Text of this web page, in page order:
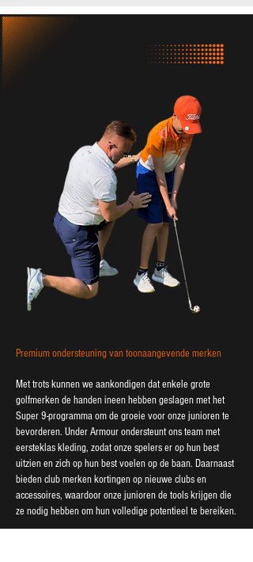
Premium ondersteuning van toonaangevende merken
Met trots kunnen we aankondigen dat enkele grote
golfmerken de handen ineen hebben geslagen met het
Super 9-programma om de groeie voor onze junioren te
bevorderen. Under Armour ondersteunt ons team met
eersteklas kleding, zodat onze spelers er op hun best
uitzien en zich op hun best voelen op de baan. Daarnaast
bieden club merken kortingen op nieuwe clubs en
accessoires, waardoor onze junioren de tools krijgen die
ze nodig hebben om hun volledige potentieel te bereiken.